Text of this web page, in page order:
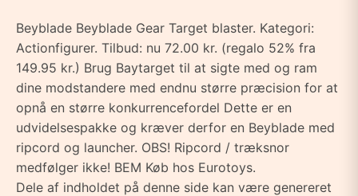
Beyblade Beyblade Gear Target blaster. Kategori:
Actionfigurer. Tilbud: nu 72.00 kr. (regalo 52% fra
149.95 kr.) Brug Baytarget til at sigte med og ram
dine modstandere med endnu større præcision for at
opnå en større konkurrencefordel Dette er en
udvidelsespakke og kræver derfor en Beyblade med
ripcord og launcher. OBS! Ripcord / træksnor
medfølger ikke! BEM Køb hos Eurotoys.
Dele af indholdet på denne side kan være genereret